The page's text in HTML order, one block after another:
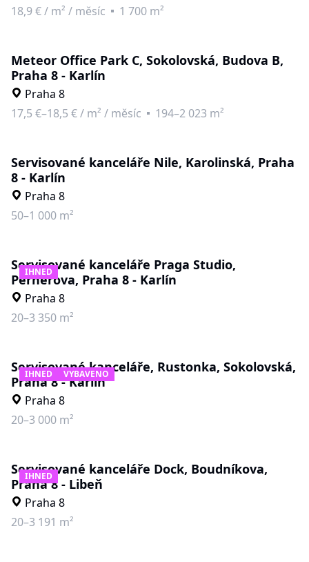
18,9 €/ m² / měsíc 1 700 m²
Meteor Office Park C, Sokolovská, Budova B,
Praha 8 - Karlín
Praha 8
17,5 €–18,5 €/ m² / měsíc 194–2 023 m²
Servisované kanceláře Nile, Karolinská, Praha
8 - Karlín
Praha 8
50–1 000 m²
IHNED
Servisované kanceláře Praga Studio,
Pernerova, Praha 8 - Karlín
Praha 8
20–3 350 m²
IHNED VYBAVENO
Servisované kanceláře, Rustonka, Sokolovská,
Praha 8 - Karlín
Praha 8
20–3 000 m²
IHNED
Servisované kanceláře Dock, Boudníkova,
Praha 8 - Libeň
Praha 8
20–3 191 m²